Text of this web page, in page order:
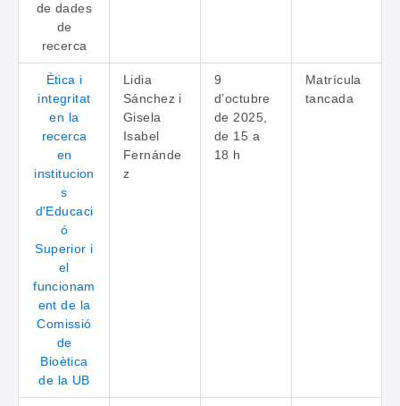
de dades
de
recerca
Ètica i
integritat
en la
recerca
en
institucion
s
d'Educaci
ó
Superior i
el
funcionam
ent de la
Comissió
de
Bioètica
de la UB
Lidia
Sánchez i
Gisela
Isabel
Fernánde
z
9
d’octubre
de 2025,
de 15 a
18 h
Matrícula
tancada